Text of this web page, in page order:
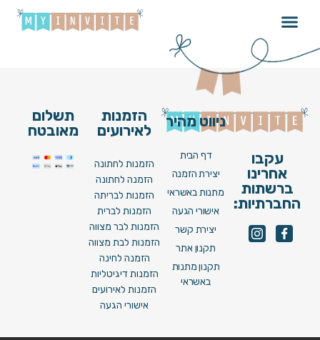
משה פרץ – יפה בלבן
עקבו
אחרינו
ברשתות
החברתיות:
ניווט מהיר
דף הבית
יצירת הזמנה
מתנות באשראי
אישורי הגעה
יצירת קשר
תקנון אתר
תקנון מתנות
באשראי
הזמנות
לאירועים
הזמנות לחתונה
הזמנה לחתונה
הזמנות לבריתה
הזמנות לברית
הזמנות לבר מצווה
הזמנות לבת מצווה
הזמנה לחינה
הזמנות דיגיטליות
הזמנות לאירועים
אישורי הגעה
תשלום
מאובטח